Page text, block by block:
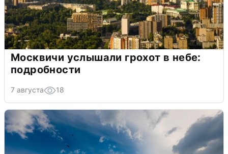
Москвичи услышали грохот в небе:
подробности
7 августа 18